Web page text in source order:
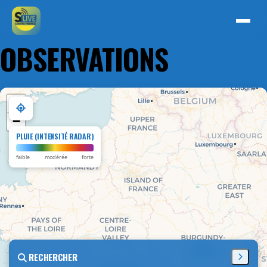
OBSERVATIONS
+
−
RECHERCHER
PLUIE (INTENSITÉ RADAR)
faible modérée forte